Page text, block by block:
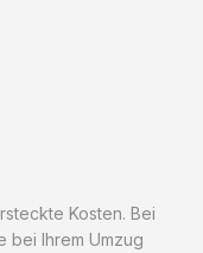
Kosten. Bei
bei Ihrem Umzug